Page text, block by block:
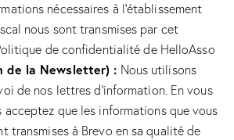
nécessaires à l’établissement
nous sont transmises par cet
de confidentialité de HelloAsso
de la Newsletter) : Nous utilisons
de nos lettres d’information. En vous
acceptez que les informations que vous
transmises à Brevo en sa qualité de